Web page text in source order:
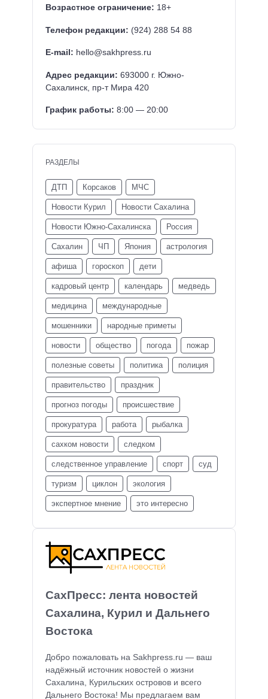
СахПресс: лента новостей
Сахалина, Курил и Дальнего
Востока
Добро пожаловать на Sakhpress.ru — ваш
надёжный источник новостей о жизни
Сахалина, Курильских островов и всего
Дальнего Востока! Мы предлагаем вам
Возрастное ограничение: 18+
Телефон редакции: (924) 288 54 88
E-mail: hello@sakhpress.ru
Адрес редакции: 693000 г. Южно-
Сахалинск, пр-т Мира 420
График работы: 8:00 — 20:00
РАЗДЕЛЫ
ДТП Корсаков МЧС
Новости Курил Новости Сахалина
Новости Южно-Сахалинска Россия
Сахалин ЧП Япония астрология
афиша гороскоп дети
кадровый центр календарь медведь
медицина международные
мошенники народные приметы
новости общество погода пожар
полезные советы политика полиция
правительство праздник
прогноз погоды происшествие
прокуратура работа рыбалка
сахком новости следком
следственное управление спорт суд
туризм циклон экология
экспертное мнение это интересно